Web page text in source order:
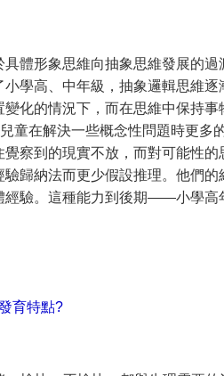
體形象思維向抽象思維發展的
小學高、中年級，抽象邏輯思維
化的情況下，而在思維中保持
童在解決一些概念性問題時更多
察到的現實不放，而對可能性
歸納法而更少假設推理。他們
經驗。這種能力到後期——小學高
育特點?